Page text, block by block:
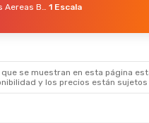
Azul Linhas Aereas Brasileiras 1 Escala
se muestran en esta página
y los precios están sujetos